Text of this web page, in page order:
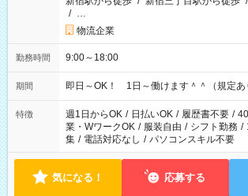
/ …
物流企業
勤務時間 9:00～18:00
期間 即日～OK！ 1日～働けます＾＾（規定あ
特徴 週1日からOK / 日払いOK / 履歴書不要 /
業・WワークOK / 服装自由 / シフト勤務 /
集 / 電話対応なし / パソコンスキル不要
気になる！ 応募する